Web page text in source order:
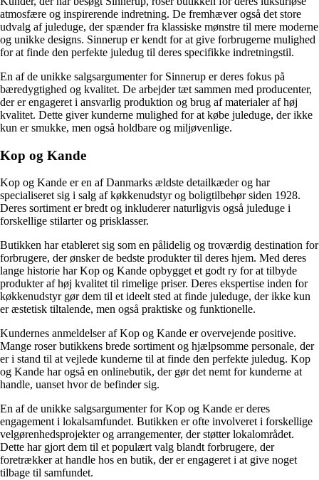
atmosfære og inspirerende indretning. De fremhæver også det store
udvalg af juleduge, der spænder fra klassiske mønstre til mere moderne
og unikke designs. Sinnerup er kendt for at give forbrugerne mulighed
for at finde den perfekte juledug til deres specifikke indretningstil.
En af de unikke salgsargumenter for Sinnerup er deres fokus på
bæredygtighed og kvalitet. De arbejder tæt sammen med producenter,
der er engageret i ansvarlig produktion og brug af materialer af høj
kvalitet. Dette giver kunderne mulighed for at købe juleduge, der ikke
kun er smukke, men også holdbare og miljøvenlige.
Kop og Kande
Kop og Kande er en af Danmarks ældste detailkæder og har
specialiseret sig i salg af køkkenudstyr og boligtilbehør siden 1928.
Deres sortiment er bredt og inkluderer naturligvis også juleduge i
forskellige stilarter og prisklasser.
Butikken har etableret sig som en pålidelig og troværdig destination for
forbrugere, der ønsker de bedste produkter til deres hjem. Med deres
lange historie har Kop og Kande opbygget et godt ry for at tilbyde
produkter af høj kvalitet til rimelige priser. Deres ekspertise inden for
køkkenudstyr gør dem til et ideelt sted at finde juleduge, der ikke kun
er æstetisk tiltalende, men også praktiske og funktionelle.
Kundernes anmeldelser af Kop og Kande er overvejende positive.
Mange roser butikkens brede sortiment og hjælpsomme personale, der
er i stand til at vejlede kunderne til at finde den perfekte juledug. Kop
og Kande har også en onlinebutik, der gør det nemt for kunderne at
handle, uanset hvor de befinder sig.
En af de unikke salgsargumenter for Kop og Kande er deres
engagement i lokalsamfundet. Butikken er ofte involveret i forskellige
velgørenhedsprojekter og arrangementer, der støtter lokalområdet.
Dette har gjort dem til et populært valg blandt forbrugere, der
foretrækker at handle hos en butik, der er engageret i at give noget
tilbage til samfundet.